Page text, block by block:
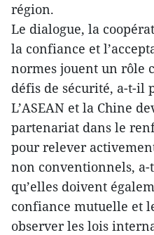
région.
Le dialogue, la
la confiance et
normes jouent un rôle
défis de sécurité, a-t-il
L’ASEAN et la Chine
partenariat dans le
pour relever
non conventionnels,
qu’elles doivent
confiance mutuelle et
observer les lois